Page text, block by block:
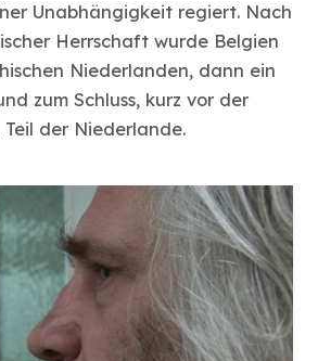
Unabhängigkeit regiert. Nach
Herrschaft wurde Belgien
Niederlanden, dann ein
zum Schluss, kurz vor der
der Niederlande.